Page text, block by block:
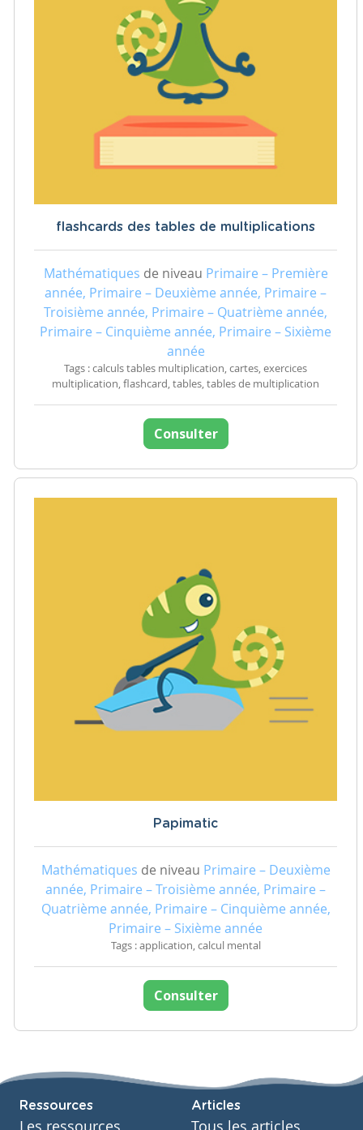
flashcards des tables de multiplications
Mathématiques de niveau Primaire – Première
année, Primaire – Deuxième année, Primaire –
Troisième année, Primaire – Quatrième année,
Primaire – Cinquième année, Primaire – Sixième
année
Tags : calculs tables multiplication, cartes, exercices
multiplication, flashcard, tables, tables de multiplication
Consulter
Papimatic
Mathématiques de niveau Primaire – Deuxième
année, Primaire – Troisième année, Primaire –
Quatrième année, Primaire – Cinquième année,
Primaire – Sixième année
Tags : application, calcul mental
Consulter
Ressources Articles